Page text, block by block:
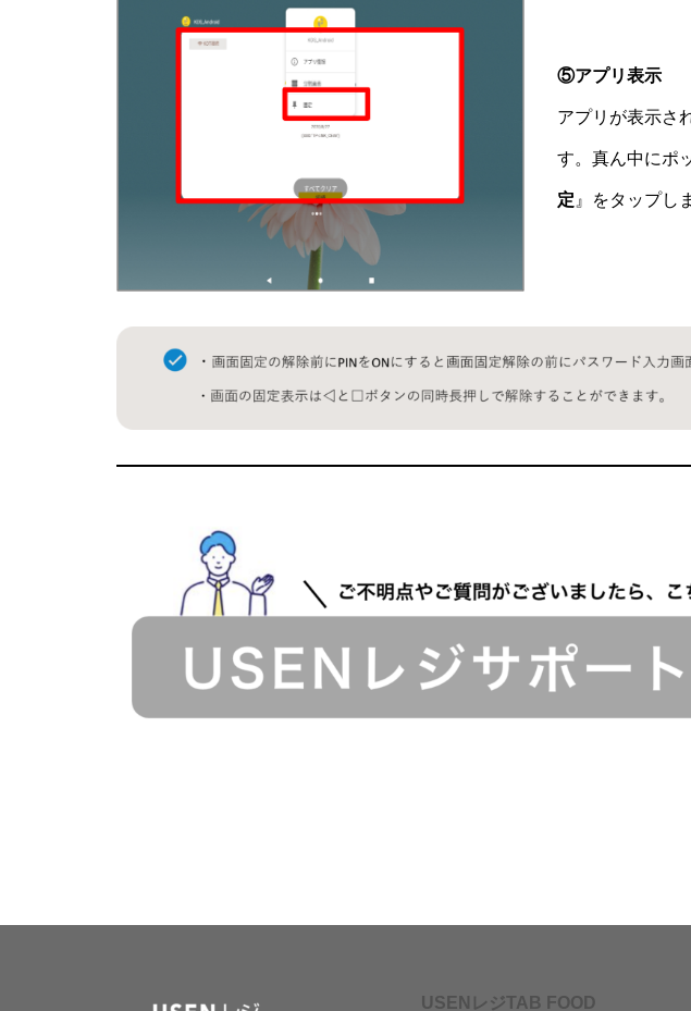
⑤アプリ表示
アプリが表示さ
す。真ん中にポ
定 』をタップし
USENレジTAB FOOD